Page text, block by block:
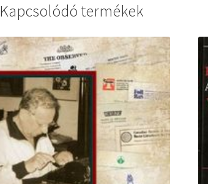
Kapcsolódó termékek